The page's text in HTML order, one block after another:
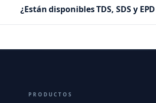
¿Están disponibles TDS, SDS y
PRODUCTOS